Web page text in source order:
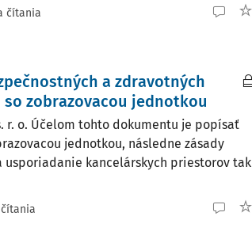
čítania
a zdravotných
zobrazovacou jednotkou
r. o. Účelom tohto dokumentu je popísať
jednotkou, následne zásady
kancelárskych priestorov tak